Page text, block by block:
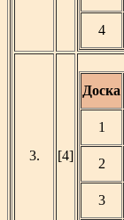
4
3. [4]
Доска
1
2
3